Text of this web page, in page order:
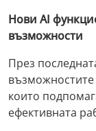
Нови AI
възможности
През
които
ефективната